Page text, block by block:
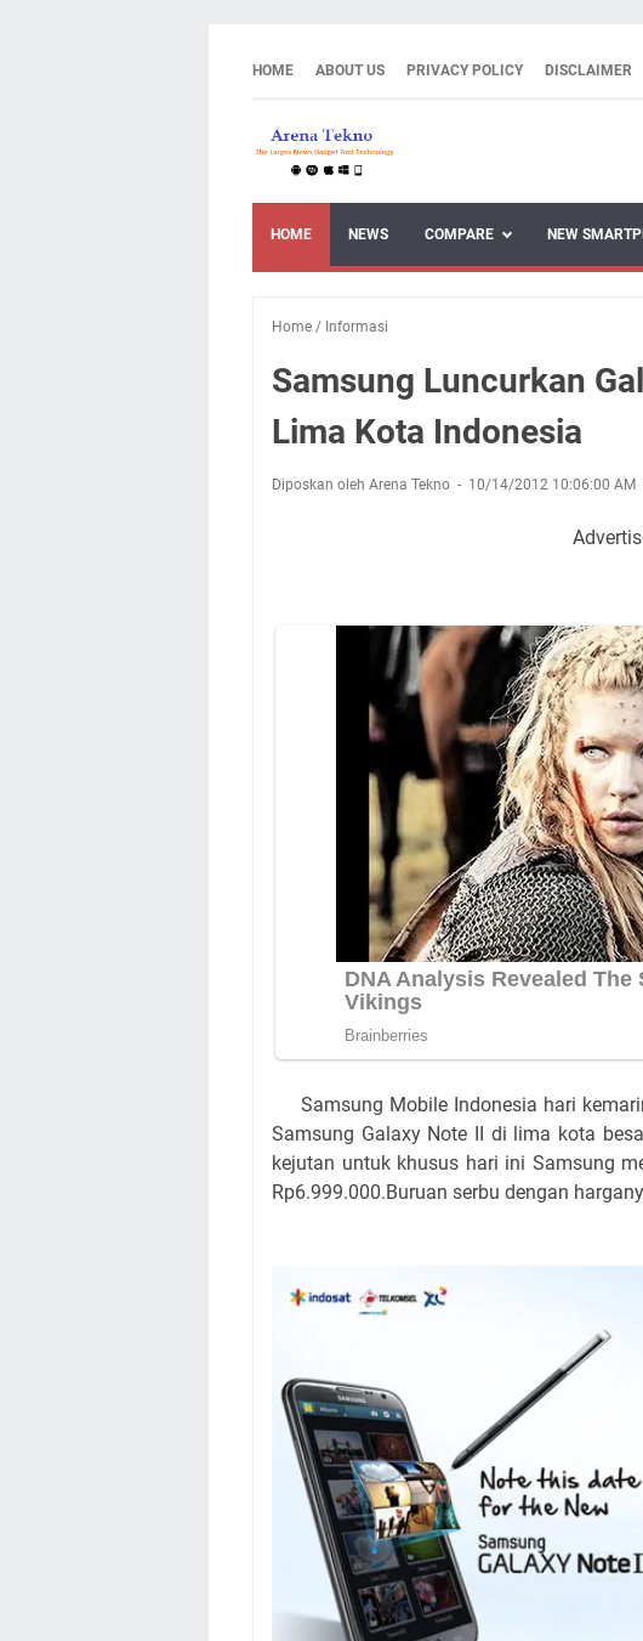
HOME ABOUT US PRIVACY POLICY DISCLAIMER
HOME NEWS COMPARE NEW
Home / Informasi
Samsung Luncurkan
Lima Kota Indonesia
Diposkan oleh Arena Tekno 10/14/2012 10:06:00 AM
Samsung Mobile Indonesia hari
Samsung Galaxy Note II di lima kota
kejutan untuk khusus hari ini Samsung
Rp6.999.000.Buruan serbu dengan